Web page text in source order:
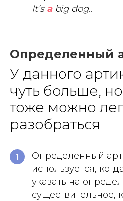
It’s abig dog..
Определенный
У данного
чуть больше,
тоже можно
разобраться
1
Определенный
используется,
указать на
существительное,